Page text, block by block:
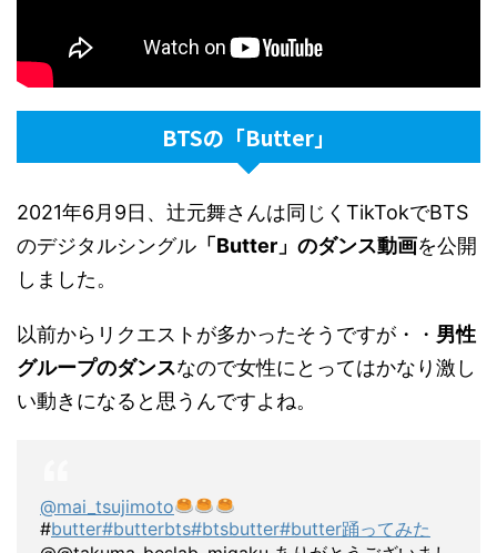
BTSの「Butter」
2021年6月9日、辻元舞さんは同じくTikTokでBTS
のデジタルシングル 「Butter」のダンス動画を公開
しました。
以前からリクエストが多かったそうですが・・ 男性
グループのダンスなので女性にとってはかなり激し
い動きになると思うんですよね。
@mai_tsujimoto
#butter#butterbts#btsbutter#butter踊ってみた